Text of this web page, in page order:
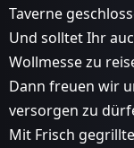
Taverne
Und solltet Ihr
Wollmesse zu
Dann freuen wir
versorgen zu
Mit Frisch